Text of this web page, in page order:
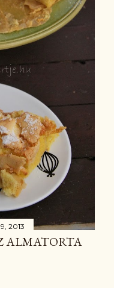
2013
ALMATORTA